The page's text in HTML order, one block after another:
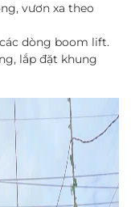
vươn xa theo
dòng boom lift.
lắp đặt khung